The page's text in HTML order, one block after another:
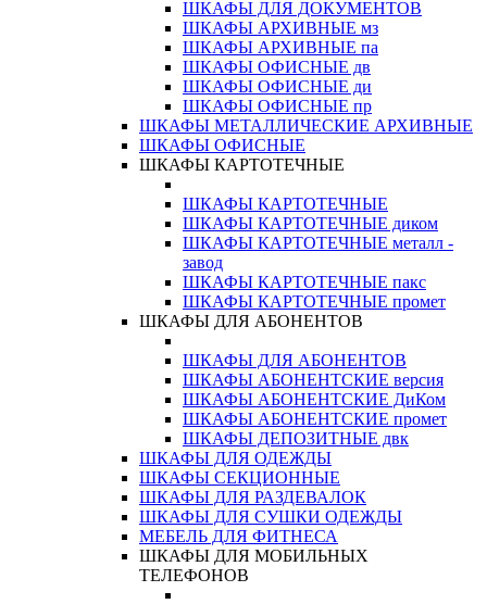
ШКАФЫ ДЛЯ ДОКУМЕНТОВ
ШКАФЫ АРХИВНЫЕ мз
ШКАФЫ АРХИВНЫЕ па
ШКАФЫ ОФИСНЫЕ дв
ШКАФЫ ОФИСНЫЕ ди
ШКАФЫ ОФИСНЫЕ пр
ШКАФЫ МЕТАЛЛИЧЕСКИЕ АРХИВНЫЕ
ШКАФЫ ОФИСНЫЕ
ШКАФЫ КАРТОТЕЧНЫЕ
ШКАФЫ КАРТОТЕЧНЫЕ
ШКАФЫ КАРТОТЕЧНЫЕ диком
ШКАФЫ КАРТОТЕЧНЫЕ металл -
завод
ШКАФЫ КАРТОТЕЧНЫЕ пакс
ШКАФЫ КАРТОТЕЧНЫЕ промет
ШКАФЫ ДЛЯ АБОНЕНТОВ
ШКАФЫ ДЛЯ АБОНЕНТОВ
ШКАФЫ АБОНЕНТСКИЕ версия
ШКАФЫ АБОНЕНТСКИЕ ДиКом
ШКАФЫ АБОНЕНТСКИЕ промет
ШКАФЫ ДЕПОЗИТНЫЕ двк
ШКАФЫ ДЛЯ ОДЕЖДЫ
ШКАФЫ СЕКЦИОННЫЕ
ШКАФЫ ДЛЯ РАЗДЕВАЛОК
ШКАФЫ ДЛЯ СУШКИ ОДЕЖДЫ
МЕБЕЛЬ ДЛЯ ФИТНЕСА
ШКАФЫ ДЛЯ МОБИЛЬНЫХ
ТЕЛЕФОНОВ